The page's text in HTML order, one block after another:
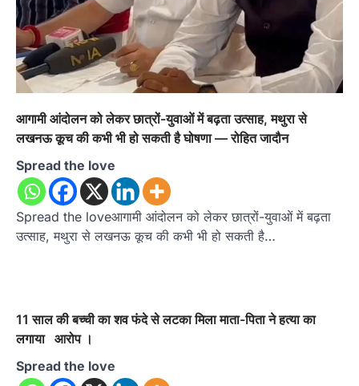
आगामी आंदोलन को लेकर छात्रों-युवाओं में बढ़ता उत्साह, मथुरा से
लखनऊ कूच की कभी भी हो सकती है घोषणा — रोहित जादौन
Spread the love
Spread the loveआगामी आंदोलन को लेकर छात्रों-युवाओं में बढ़ता
उत्साह, मथुरा से लखनऊ कूच की कभी भी हो सकती है…
11 साल की बच्ची का शव फंदे से लटका मिला माता-पिता ने हत्या का
लगाया आरोप ।
Spread the love